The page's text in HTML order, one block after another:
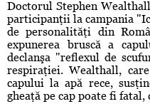
Doctorul Stephen
participanţii la campania
de personalităţi din
expunerea bruscă a
declanşa "reflexul de
respiraţiei. Wealthall,
capului la apă rece,
gheaţă pe cap poate fi fatal,